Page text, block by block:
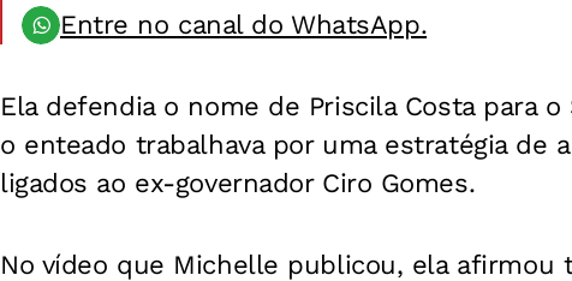
Entre no canal do WhatsApp.
Ela defendia o nome de Priscila Costa para
o enteado trabalhava por uma estratégia de
ligados ao ex-governador Ciro Gomes.
No vídeo que Michelle publicou, ela afirmou